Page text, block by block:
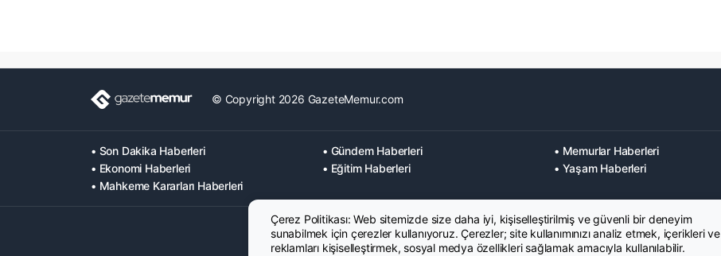
© Copyright 2026 GazeteMemur.com
• Son Dakika Haberleri • Gündem Haberleri • Memurlar Haberleri
• Ekonomi Haberleri
• Eğitim Haberleri • Yaşam Haberleri
• Mahkeme Kararları Haberleri
Çerez Politikası: Web sitemizde size daha iyi, kişiselleştirilmiş ve güvenli bir deneyim
sunabilmek için çerezler kullanıyoruz. Çerezler; site kullanımınızı analiz etmek, içerikleri ve
reklamları kişiselleştirmek, sosyal medya özellikleri sağlamak amacıyla kullanılabilir.